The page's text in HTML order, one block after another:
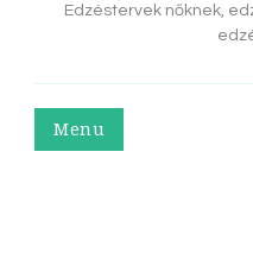
Edzéstervek nőknek,
Menu